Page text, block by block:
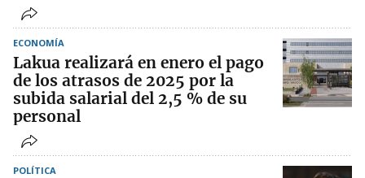
ECONOMÍA
Lakua realizará en enero el pago
de los atrasos de 2025 por la
subida salarial del 2,5 % de su
personal
POLÍTICA